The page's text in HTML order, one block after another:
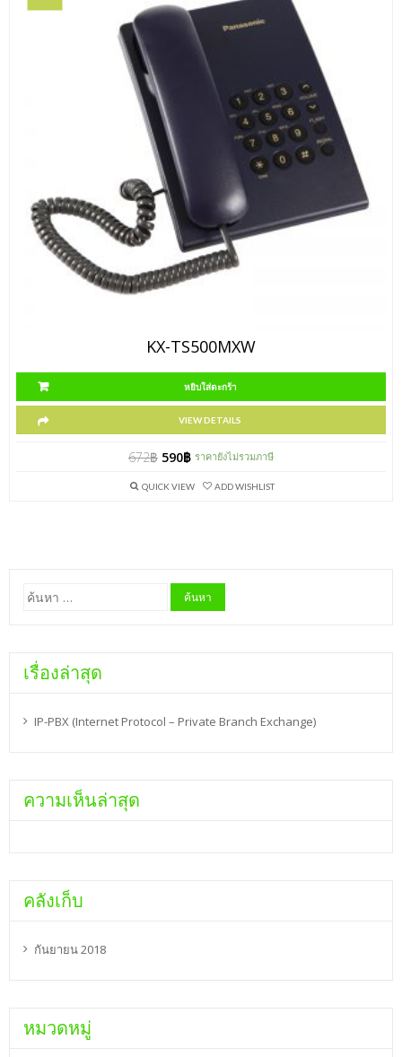
KX-TS500MXW
หยิบใส่ตะกร้า
VIEW DETAILS
672฿ 590฿ ราคายังไม่รวมภาษี
QUICK VIEW ADD WISHLIST
ค้นหา
สำหรับ:
เรื่องล่าสุด
IP-PBX (Internet Protocol – Private Branch Exchange)
ความเห็นล่าสุด
คลังเก็บ
กันยายน 2018
หมวดหมู่